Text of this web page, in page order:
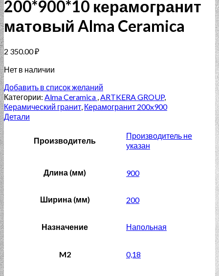
200*900*10 керамогранит
матовый Alma Ceramica
2 350.00₽
Нет в наличии
Добавить в список желаний
Категории: Alma Ceramica ,ARTKERA GROUP,
Керамический гранит, Керамогранит 200x900
Детали
Производитель
Производитель не
указан
Длина (мм) 900
Ширина (мм) 200
Назначение Напольная
M2 0,18